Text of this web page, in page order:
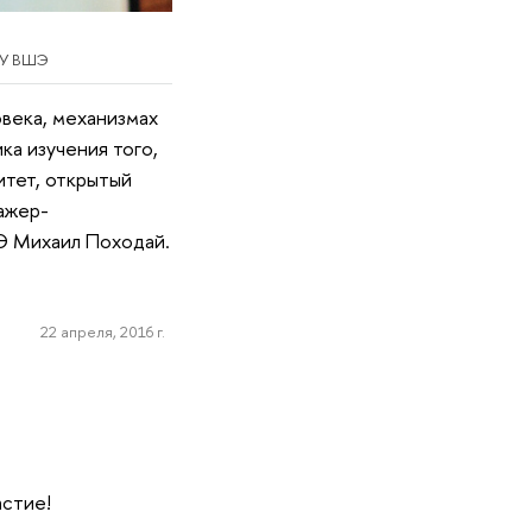
ВШЭ
механизмах
изучения того,
открытый
Михаил Походай.
22 апреля, 2016 г.